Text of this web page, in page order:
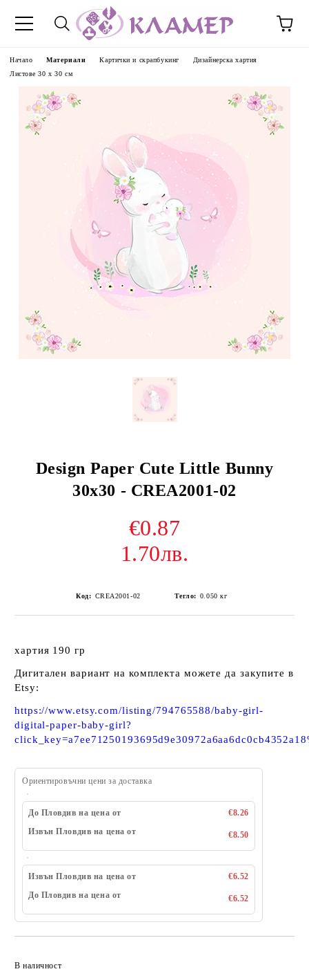
Начало Материали Картички и скрапбукинг
Дизайнерска хартия
Листове 30 х 30 см
Design Paper Cute Little Bunny
30x30 - CREA2001-02
€0.87
1.70лв.
Код: CREA2001-02 Тегло: 0.050 кг
хартия 190 гр
Дигитален вариант на комплекта можете да закупите в
Etsy:
https://www.etsy.com/listing/794765588/baby-girl-
digital-paper-baby-girl?
Ориентировъчни цени за доставка
До Пловдив на цена от
€8.26
Извън Пловдив на цена от
€8.50
Извън Пловдив на цена от
€6.52
До Пловдив на цена от
€6.52
В наличност